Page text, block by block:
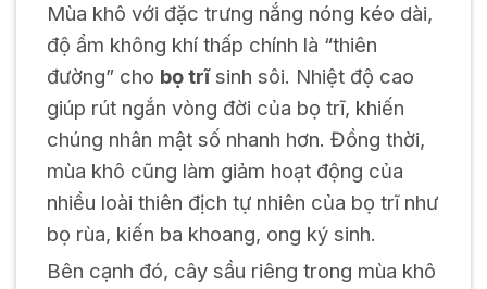
Mùa khô với đặc trưng nắng nóng kéo dài,
độ ẩm không khí thấp chính là “thiên
đường” cho bọ trĩsinh sôi. Nhiệt độ cao
giúp rút ngắn vòng đời của bọ trĩ, khiến
chúng nhân mật số nhanh hơn. Đồng thời,
mùa khô cũng làm giảm hoạt động của
nhiều loài thiên địch tự nhiên của bọ trĩ như
bọ rùa, kiến ba khoang, ong ký sinh.
Bên cạnh đó, cây sầu riêng trong mùa khô